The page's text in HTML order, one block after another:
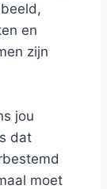
en
zijn
jou
dat
moet